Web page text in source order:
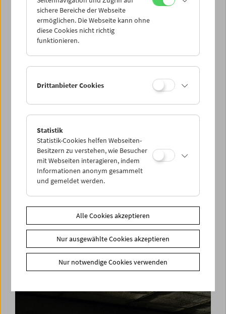
Paul Wenninger
Filme und Carte Blanche
Premiere: "Paris Calligrammes" von Ulrike
Ottinger
sichere Bereiche der Webseite
ermöglichen. Die Webseite kann ohne
diese Cookies nicht richtig
funktionieren.
Drittanbieter Cookies
Statistik
Statistik-Cookies helfen Webseiten-
Besitzern zu verstehen, wie Besucher
mit Webseiten interagieren, indem
Informationen anonym gesammelt
und gemeldet werden.
Alle Cookies akzeptieren
Nur ausgewählte Cookies akzeptieren
Nur notwendige Cookies verwenden